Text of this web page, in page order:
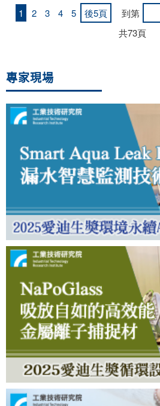
1 2 3 4 5 後5頁 到第
共73頁
專家現場